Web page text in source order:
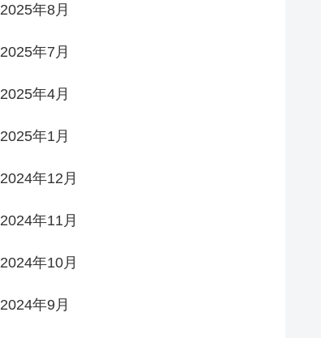
2025年8月
2025年7月
2025年4月
2025年1月
2024年12月
2024年11月
2024年10月
2024年9月